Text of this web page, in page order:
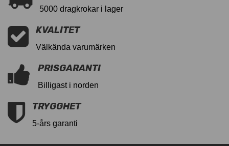
5000 dragkrokar i lager
KVALITET
Välkända varumärken
PRISGARANTI
Billigast i norden
TRYGGHET
5-års garanti